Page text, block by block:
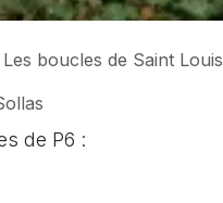
Les boucles de Saint Louis
de P6 :